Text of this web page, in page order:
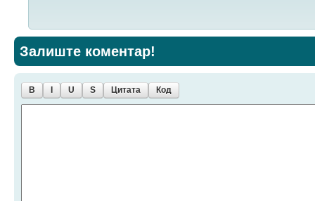
Залиште коментар!
B U S Цитата Код